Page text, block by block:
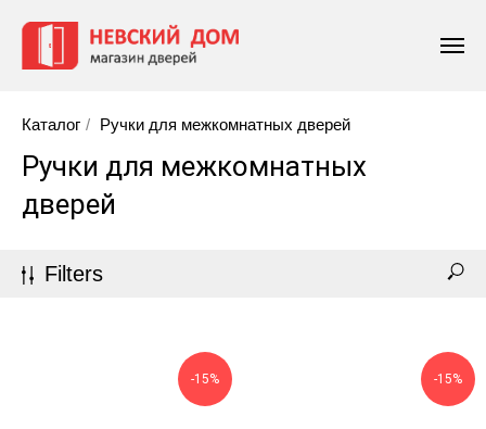
Каталог / Ручки для межкомнатных дверей
Ручки для межкомнатных
дверей
Filters
-15% -15%